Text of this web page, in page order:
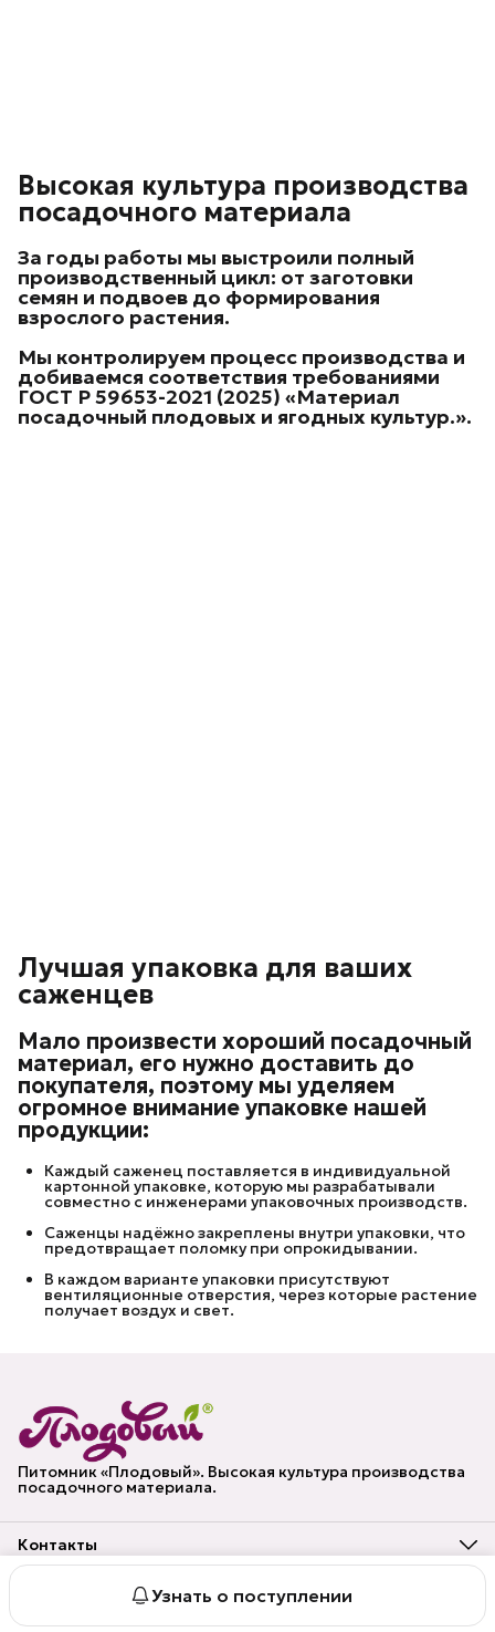
Узнать о поступлении
Высокая культура производства
посадочного материала
За годы работы мы выстроили полный
производственный цикл: от заготовки
семян и подвоев до формирования
взрослого растения.
Мы контролируем процесс производства и
добиваемся соответствия требованиями
ГОСТ Р 59653-2021 (2025) «Материал
посадочный плодовых и ягодных культур.».
Лучшая упаковка для ваших
саженцев
Мало произвести хороший посадочный
материал, его нужно доставить до
покупателя, поэтому мы уделяем
огромное внимание упаковке нашей
продукции:
Каждый саженец поставляется в индивидуальной
картонной упаковке, которую мы разрабатывали
совместно с инженерами упаковочных производств.
Саженцы надёжно закреплены внутри упаковки, что
предотвращает поломку при опрокидывании.
В каждом варианте упаковки присутствуют
вентиляционные отверстия, через которые растение
получает воздух и свет.
Питомник «Плодовый». Высокая культура производства
посадочного материала.
Контакты
Адрес
Владимирская область, г. Муром
© Питомник «Плодовый» Публичная оферта